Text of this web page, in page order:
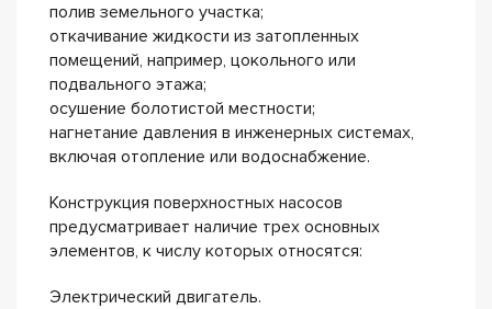
полив земельного участка;
откачивание жидкости из затопленных
помещений, например, цокольного или
подвального этажа;
осушение болотистой местности;
нагнетание давления в инженерных системах,
включая отопление или водоснабжение.
Конструкция поверхностных насосов
предусматривает наличие трех основных
элементов, к числу которых относятся:
Электрический двигатель.